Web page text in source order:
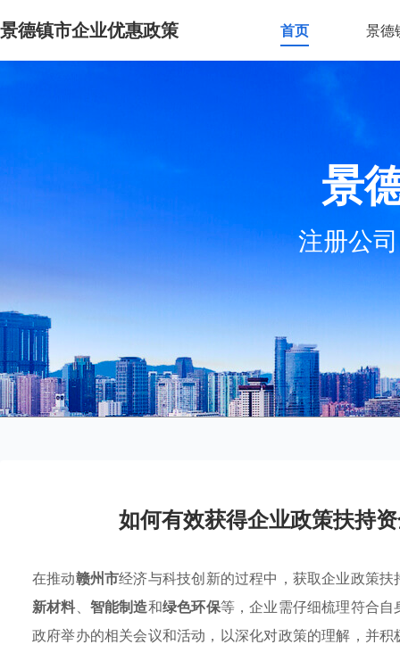
景德镇市企业优惠政策 首页 景德
景
注册公
如何有效获得企业政策扶持
在推动赣州市经济与科技创新的过程中，获取企业政策
新材料、 智能制造和绿色环保等，企业需仔细梳理符合
政府举办的相关会议和活动，以深化对政策的理解，并